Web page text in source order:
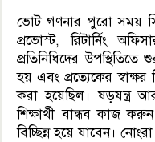
ভোট গণনার পুরো সময়
প্রভোস্ট, রিটার্নিং
প্রতিনিধিদের
হয় এবং প্রত্যেকের
করা হয়েছিল। ষড়যন্ত্র
শিক্ষার্থী বান্ধব কাজ
বিচ্ছিন্ন হয়ে যাবেন।